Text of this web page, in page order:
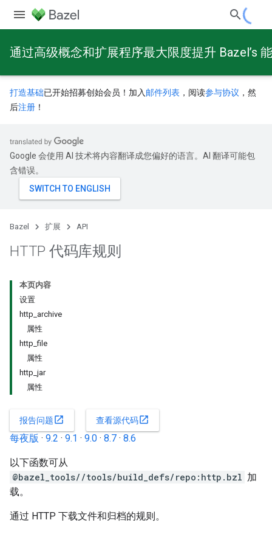
通过高级概念和扩展程序最大限度提升 Bazel’s
打造基础已开始招募创始会员！加入 邮件列表 ，阅读参与协议 ，然
后注册 ！
Google 会使用 AI 技术将内容翻译成您偏好的语言。AI 翻译可能包
含错误。
Bazel 扩展 API
HTTP 代码库规则
本页内容
设置
http_archive
属性
http_file
属性
http_jar
属性
报告问题open_in_new 查看源代码open_in_new
每夜版 · 9.2 · 9.1 · 9.0 · 8.7 · 8.6
以下函数可从
@bazel_tools//tools/build_defs/repo:http.bzl 加
载。
通过 HTTP 下载文件和归档的规则。